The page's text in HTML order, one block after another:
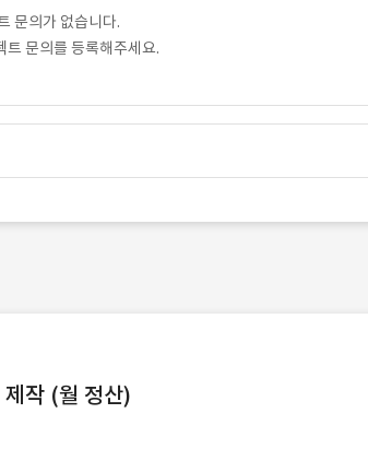
문의가 없습니다.
트 문의를 등록해주세요.
작 (월 정산)